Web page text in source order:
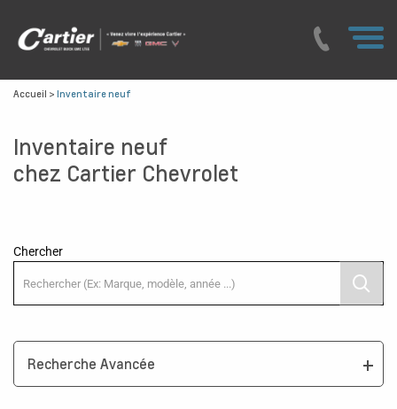
Accueil > Inventaire neuf
Inventaire neuf
chez Cartier Chevrolet
Chercher
Recherche Avancée